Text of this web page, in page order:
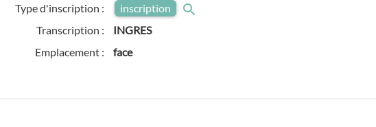
Type d'inscription :
inscription
Transcription :
INGRES
Emplacement :
face